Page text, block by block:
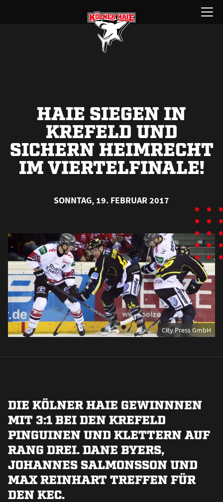
Menü
öffnen
HAIE SIEGEN IN
KREFELD UND
SICHERN HEIMRECHT
IM VIERTELFINALE!
SONNTAG, 19. FEBRUAR 2017
City Press GmbH
DIE KÖLNER HAIE GEWINNNEN
MIT 3:1 BEI DEN KREFELD
PINGUINEN UND KLETTERN AUF
RANG DREI. DANE BYERS,
JOHANNES SALMONSSON UND
MAX REINHART TREFFEN FÜR
DEN KEC.